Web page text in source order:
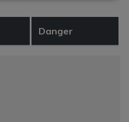
Danger